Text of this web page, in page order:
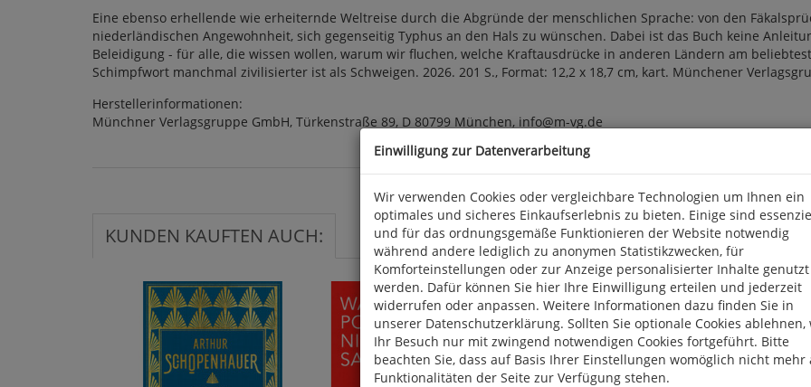
Eine ebenso erhellende wie erheiternde Weltreise durch die Abgründe der menschlichen Sprache: von den
niederländischen Angewohnheit, sich gegenseitig Typhus an den Hals zu wünschen. Dabei ist das Buch keine
Beleidigung - für alle, die wissen wollen, warum wir fluchen, welche Kraftausdrücke in anderen Ländern am
Schimpfwort manchmal zivilisierter ist als Schweigen. 2026. 201 S., Format: 12,2 x 18,7 cm, kart. Münchener
Herstellerinformationen:
Münchner Verlagsgruppe GmbH, Türkenstraße 89, D 80799 München, info@m-vg.de
KUNDEN KAUFTEN AUCH:
Einwilligung zur Datenverarbeitung
Wir verwenden Cookies oder vergleichbare Technologien um Ihnen ein
optimales und sicheres Einkaufserlebnis zu bieten. Einige sind
und für das ordnungsgemäße Funktionieren der Website notwendig
während andere lediglich zu anonymen Statistikzwecken, für
Komforteinstellungen oder zur Anzeige personalisierter Inhalte genutzt
werden. Dafür können Sie hier Ihre Einwilligung erteilen und jederzeit
widerrufen oder anpassen. Weitere Informationen dazu finden Sie in
unserer Datenschutzerklärung. Sollten Sie optionale Cookies ablehnen,
Ihr Besuch nur mit zwingend notwendigen Cookies fortgeführt. Bitte
beachten Sie, dass auf Basis Ihrer Einstellungen womöglich nicht mehr
Funktionalitäten der Seite zur Verfügung stehen.